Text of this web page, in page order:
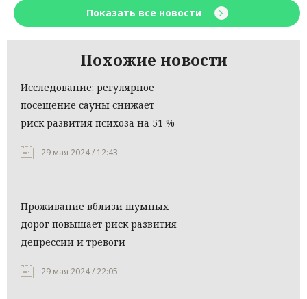
Показать все новости
Похожие новости
Исследование: регулярное
посещение сауны снижает
риск развития психоза на 51 %
29 мая 2024 / 12:43
Проживание вблизи шумных
дорог повышает риск развития
депрессии и тревоги
29 мая 2024 / 22:05